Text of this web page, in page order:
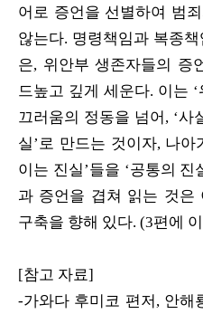
어로 증언을 선별하여 범
않는다. 명령책임과 복종
은, 위안부 생존자들의 증
드높고 깊게 세운다. 이는
끄러움의 정동을 넘어, ‘사
실’로 만드는 것이자, 나
이는 진실’들을 ‘공통의
과 증언을 겹쳐 읽는 것은
구축을 향해 있다. (3편에
[참고 자료]
-가와다 후미코 편저, 안해